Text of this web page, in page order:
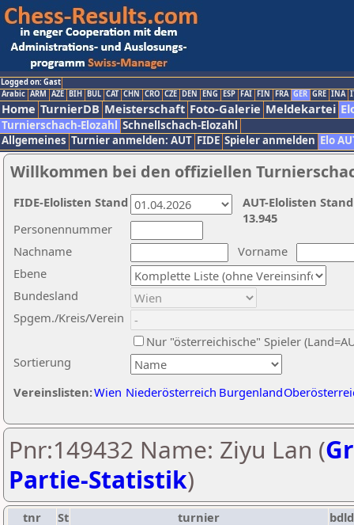
Logged on: Gast
Arabic ARM AZE BIH BUL CAT CHN CRO CZE DEN ENG ESP FAI FIN FRA GER GRE INA
Home TurnierDB Meisterschaft Foto-Galerie Meldekartei
Turnierschach-Elozahl Schnellschach-Elozahl
Allgemeines Turnier anmelden: AUT FIDE Spieler anmelden Elo
Willkommen bei den offiziellen
Nachname
Vorname
Ebene
Sortierung
Personennummer
Bundesland
Spgem./Kreis/Verein
Nur "österreichische" Spieler
Vereinslisten:Wien Niederösterreich Burgenland
AUT-Elolisten
13.945
FIDE-Elolisten Stand
Pnr:149432 Name: Ziyu Lan (
Partie-Statistik)
tnr St turnier
bdld